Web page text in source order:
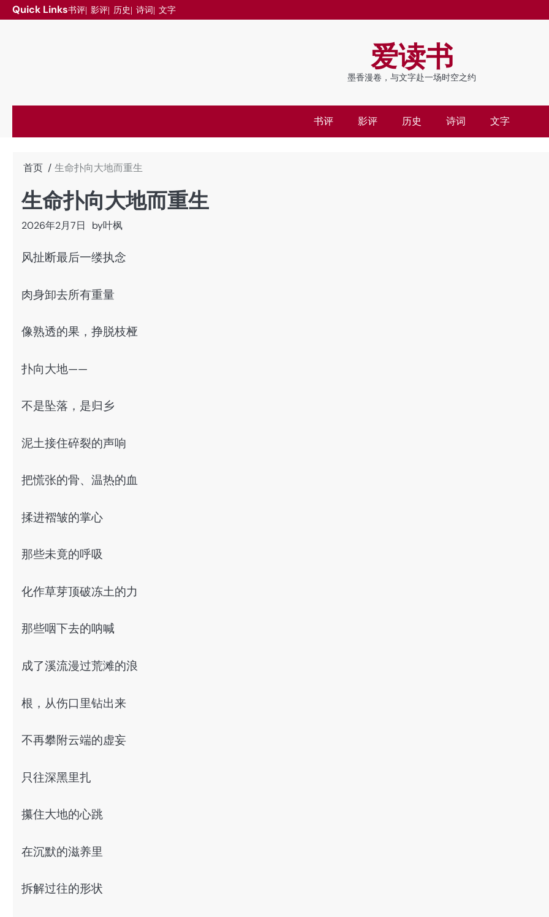
至
Quick Links书评 影评 历史 诗词 文字
爱读书
墨香漫卷，与文字赴一场时空之约
书评 影评 历史 诗词 文字
首页 生命扑向大地而重生
生命扑向大地而重生
2026年2月7日 by叶枫
风扯断最后一缕执念
肉身卸去所有重量
像熟透的果，挣脱枝桠
扑向大地——
不是坠落，是归乡
泥土接住碎裂的声响
把慌张的骨、温热的血
揉进褶皱的掌心
那些未竟的呼吸
化作草芽顶破冻土的力
那些咽下去的呐喊
成了溪流漫过荒滩的浪
根，从伤口里钻出来
不再攀附云端的虚妄
只往深黑里扎
攥住大地的心跳
在沉默的滋养里
拆解过往的形状